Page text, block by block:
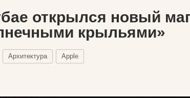
открылся новый
крыльями»
Архитектура Apple